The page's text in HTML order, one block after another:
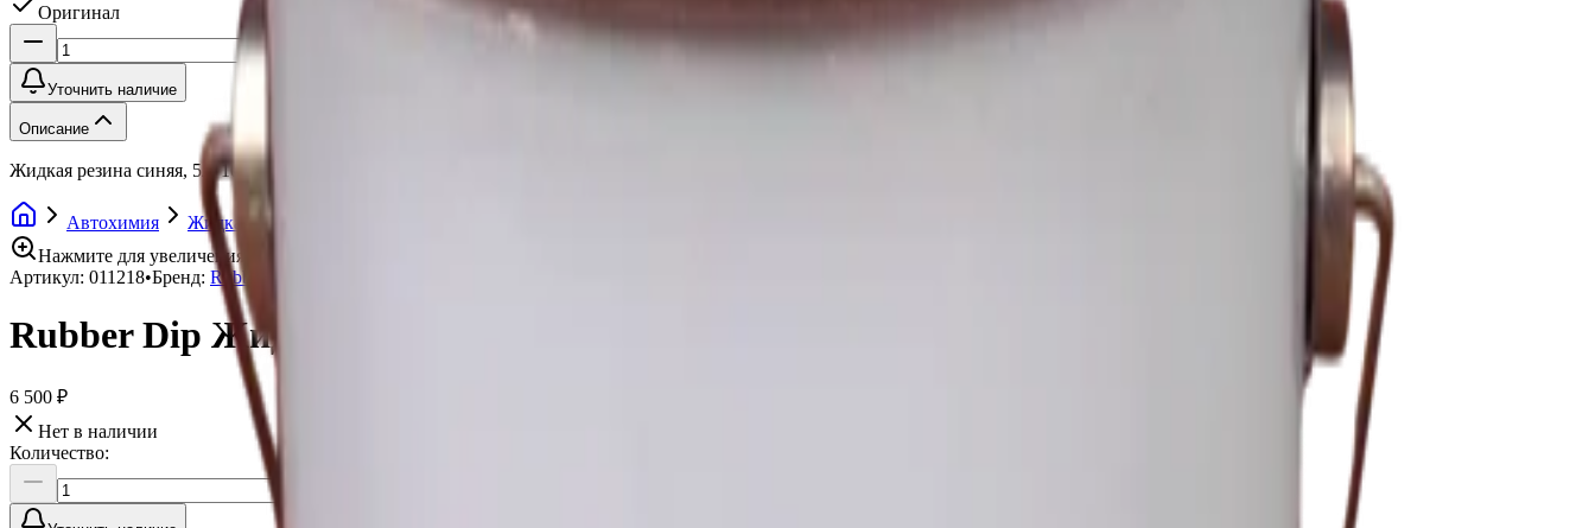
Оригинал
Уточнить наличие
Описание
Жидкая резина синяя, 5л, 10104-5 Blue, Rubber Dip
Автохимия Жидкая резина
Нажмите для увеличения
Артикул: 011218•Бренд: Rubber Dip
Rubber Dip Жидкая резина синяя, 5л
6 500 ₽
Нет в наличии
Количество: